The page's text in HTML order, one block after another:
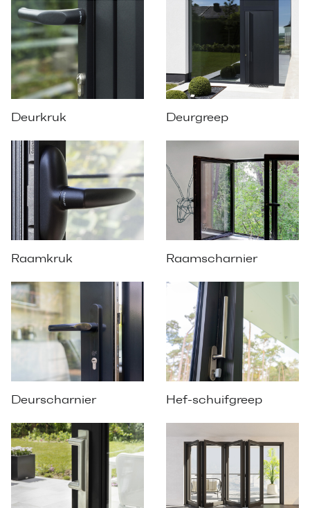
Deurkruk Deurgreep
Raamkruk Raamscharnier
Deurscharnier Hef-schuifgreep